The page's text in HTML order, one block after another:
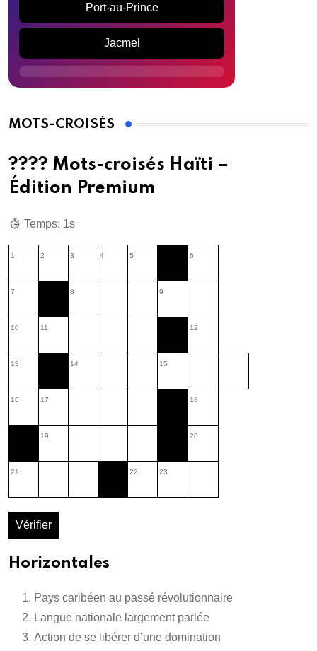
Port-au-Prince
Jacmel
MOTS-CROISÉS
???? Mots-croisés Haïti –
Édition Premium
Temps: 2s
1 2 3 4 5 6
7 8 9
10 11 12
13 14 15
16 17 18
19 20
21 22 23
Vérifier
Horizontales
Pays caribéen au passé révolutionnaire
Langue nationale largement parlée
Action de se libérer d’une domination